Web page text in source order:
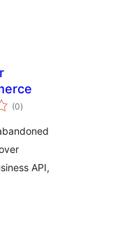
(0전
체
점
)
API,